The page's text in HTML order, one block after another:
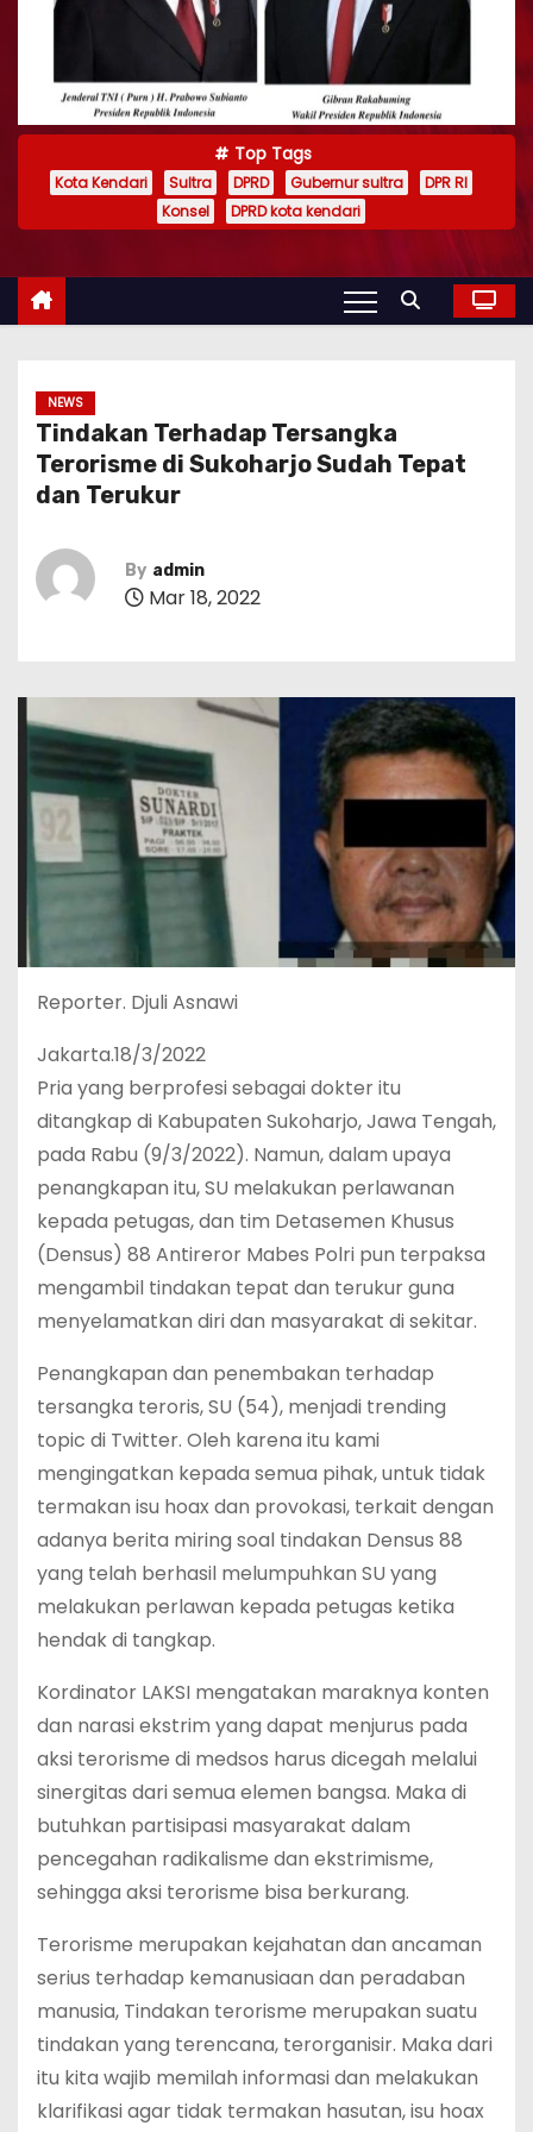
Top Tags
Kota Kendari Sultra DPRD Gubernur sultra
DPR RI
Konsel
DPRD kota kendari
NEWS
Tindakan Terhadap Tersangka
Terorisme di Sukoharjo Sudah Tepat
dan Terukur
By admin
Mar 18, 2022
Reporter. Djuli Asnawi
Jakarta.18/3/2022
Pria yang berprofesi sebagai dokter itu
ditangkap di Kabupaten Sukoharjo, Jawa Tengah,
pada Rabu (9/3/2022). Namun, dalam upaya
penangkapan itu, SU melakukan perlawanan
kepada petugas, dan tim Detasemen Khusus
(Densus) 88 Antireror Mabes Polri pun terpaksa
mengambil tindakan tepat dan terukur guna
menyelamatkan diri dan masyarakat di sekitar.
Penangkapan dan penembakan terhadap
tersangka teroris, SU (54), menjadi trending
topic di Twitter. Oleh karena itu kami
mengingatkan kepada semua pihak, untuk tidak
termakan isu hoax dan provokasi, terkait dengan
adanya berita miring soal tindakan Densus 88
yang telah berhasil melumpuhkan SU yang
melakukan perlawan kepada petugas ketika
hendak di tangkap.
Kordinator LAKSI mengatakan maraknya konten
dan narasi ekstrim yang dapat menjurus pada
aksi terorisme di medsos harus dicegah melalui
sinergitas dari semua elemen bangsa. Maka di
butuhkan partisipasi masyarakat dalam
pencegahan radikalisme dan ekstrimisme,
sehingga aksi terorisme bisa berkurang.
Terorisme merupakan kejahatan dan ancaman
serius terhadap kemanusiaan dan peradaban
manusia, Tindakan terorisme merupakan suatu
tindakan yang terencana, terorganisir. Maka dari
itu kita wajib memilah informasi dan melakukan
klarifikasi agar tidak termakan hasutan, isu hoax